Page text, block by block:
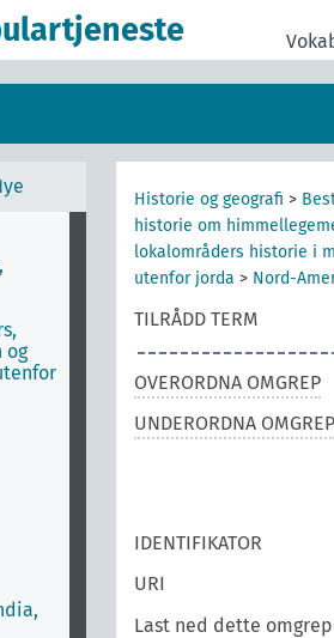
og
Historie og geografi >
historie om
lokalområders historie i
utenfor jorda > Nord-
TILRÅDD TERM
OVERORDNA OMGREP
UNDERORDNA OMGREP
IDENTIFIKATOR
URI
Last ned dette